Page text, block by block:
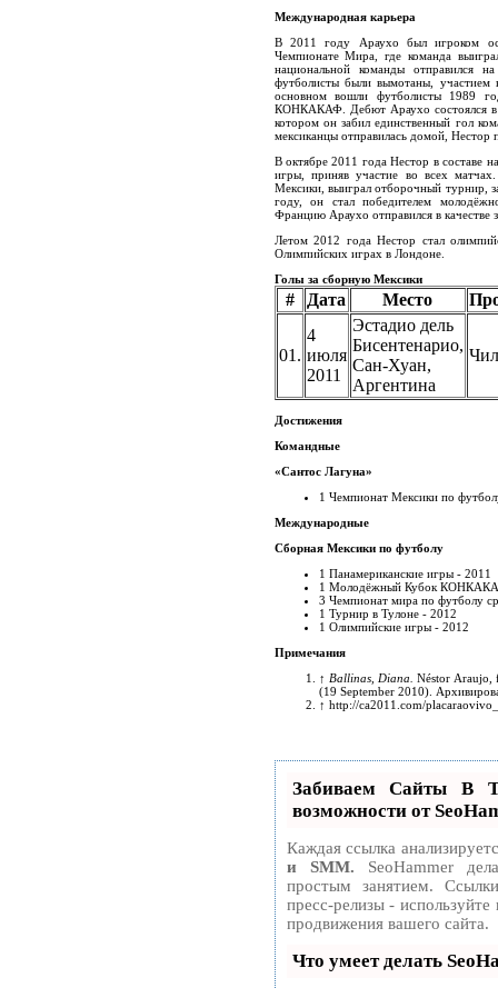
Международная карьера
В 2011 году Араухо был игроком
Чемпионате Мира, где команда
национальной команды отправился
футболисты были вымотаны,
основном вошли футболисты 1989
КОНКАКАФ. Дебют Араухо состоялся в
котором он забил единственный гол
мексиканцы отправилась домой, Нестор
В октябре 2011 года Нестор в составе
игры, приняв участие во всех
Мексики, выиграл отборочный турнир,
году, он стал победителем
Францию Араухо отправился в качестве
Летом 2012 года Нестор стал
Олимпийских играх в Лондоне.
Голы за сборную Мексики
# Дата Место
01.
4
июля
2011
Эстадио дель
Бисентенарио,
Сан-Хуан,
Аргентина
Достижения
Командные
«Сантос Лагуна»
1 Чемпионат Мексики по
Международные
Сборная Мексики по футболу
1 Панамериканские игры - 2011
1 Молодёжный Кубок
3 Чемпионат мира по футболу
1 Турнир в Тулоне - 2012
1 Олимпийские игры - 2012
Примечания
↑ Ballinas, Diana. Néstor Araujo,
(19 September 2010).
↑ http://ca2011.com/
Забиваем Сайты В
возможности от
Каждая ссылка
и SMM. SeoHammer
простым занятием.
пресс-релизы -
продвижения вашего сайта.
Что умеет делать